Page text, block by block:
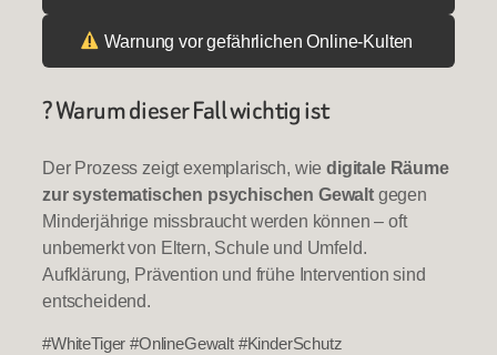
Warnung vor gefährlichen Online-Kulten
? Warum dieser Fall wichtig ist
Der Prozess zeigt exemplarisch, wiedigitale Räume
zur systematischen psychischen Gewaltgegen
Minderjährige missbraucht werden können – oft
unbemerkt von Eltern, Schule und Umfeld.
Aufklärung, Prävention und frühe Intervention sind
entscheidend.
#WhiteTiger #OnlineGewalt #KinderSchutz